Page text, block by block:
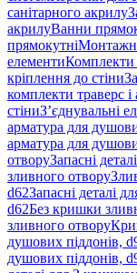
санітарного акрилу
акрилуВанни
прямокутні
елементиКомплекти
кріплення до стіни
комплекти траверс і
стіниЗ’єднувальні
арматура для
арматура для
отворуЗапасні
зливного отвору
d62Запасні деталі
d62Без кришки
зливного отвору
душових піддонів,
душових піддонів,